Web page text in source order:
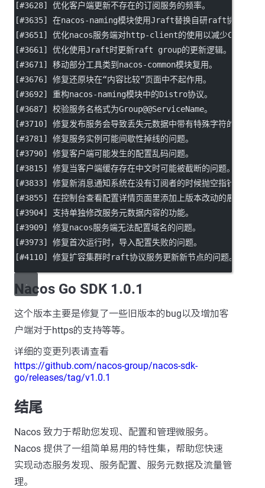
[#3628] 优化客户端更新不存在的订阅服务的频率。
[#3635] 在nacos-naming模块使用Jraft替换自研raft协议。
[#3651] 优化nacos服务端对http-client的使用以减少
[#3661] 优化使用Jraft时更新raft group的更新逻辑。
[#3671] 移动部分工具类到nacos-common模块复用。
[#3676] 修复还原块在“内容比较”页面中不起作用。
[#3692] 重构nacos-naming模块中的Distro协议。
[#3687] 校验服务名格式为Group@@ServiceName。
[#3710] 修复发布服务会导致丢失元数据中带有特殊字符的问题。
[#3781] 修复服务实例可能间歇性掉线的问题。
[#3790] 修复客户端可能发生的配置乱码问题。
[#3815] 修复当客户端缓存存在中文时可能被截断的问题。
[#3833] 修复新消息通知系统在没有订阅者的时候抛空指针异常的
[#3855] 在控制台查看配置详情页面里添加上版本改动的展示。
[#3904] 支持单独修改服务元数据内容的功能。
[#3909] 修复nacos服务端无法配置域名的问题。
[#3973] 修复首次运行时，导入配置失败的问题。
[#4110] 修复扩容集群时raft协议服务更新新节点的问题。
Nacos Go SDK 1.0.1
这个版本主要是修复了一些旧版本的bug以及增加客
户端对于https的支持等等。
详细的变更列表请查看
https://github.com/nacos-group/nacos-sdk-
go/releases/tag/v1.0.1
结尾
Nacos 致力于帮助您发现、配置和管理微服务。
Nacos 提供了一组简单易用的特性集，帮助您快速
实现动态服务发现、服务配置、服务元数据及流量管
理。